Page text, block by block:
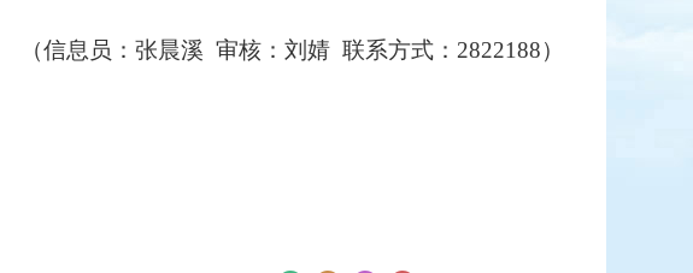
（信息员：张晨溪 审核：刘婧 联系方式：2822188）